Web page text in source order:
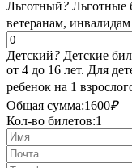
Льготный? Льготные
ветеранам,
Детский? Детские
от 4 до 16 лет. Для
ребенок на 1
Общая сумма:1600₽
Кол-во билетов:1